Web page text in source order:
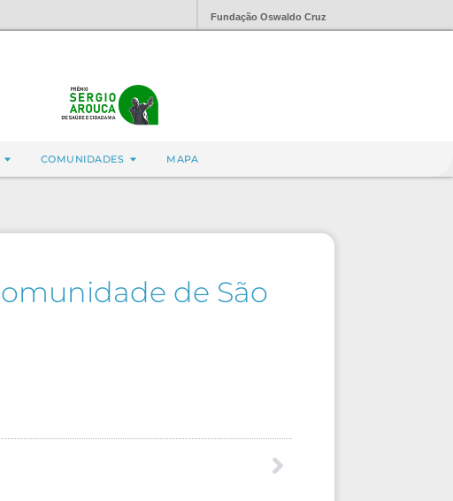
Fundação Oswaldo Cruz
COMUNIDADES MAPA
de São